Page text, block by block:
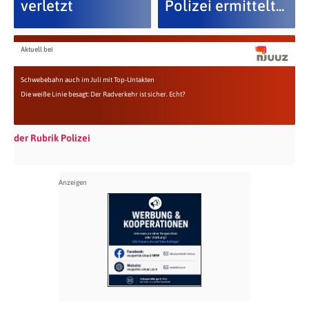
verletzt Polizei ermittelt...
Aktuell bei
Schwebebahn auch im Juli mit Top-Untakten
Die weiße Linie besagt: Der Radverkehr ist sicher. Echt?
der Rubrik Polizei